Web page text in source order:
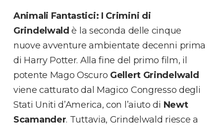
Animali Fantastici: I Crimini di
Grindelwald è la seconda delle cinque
nuove avventure ambientate decenni prima
di Harry Potter. Alla fine del primo film, il
potente Mago Oscuro Gellert Grindelwald
viene catturato dal Magico Congresso degli
Stati Uniti d’America, con l’aiuto di Newt
Scamander. Tuttavia, Grindelwald riesce a